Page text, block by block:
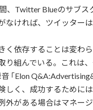
、Twitter Blueのサブ
なければ、ツイッター
く依存することは変わ
り組んでいる。これは
｢Elon
しく、成功するために
外がある場合はマネー